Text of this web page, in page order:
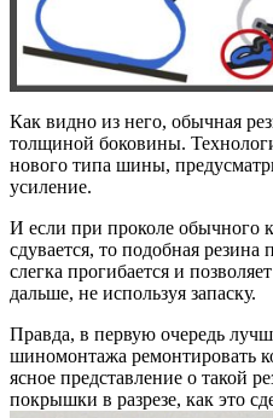
Как видно из него, обычная
толщиной боковины.
нового типа шины,
усиление.
И если при проколе обычного
сдувается, то подобная
слегка прогибается и
дальше, не используя запаску.
Правда, в первую очередь
шиномонтажа ремонтировать
ясное представление о такой
покрышки в разрезе, как это